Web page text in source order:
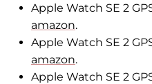
Apple Watch SE 2
amazon.
Apple Watch SE 2
amazon.
Apple Watch SE 2